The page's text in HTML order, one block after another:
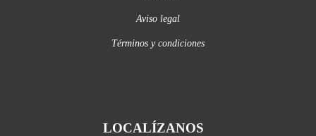
Aviso legal
Términos y condiciones
LOCALÍZANOS